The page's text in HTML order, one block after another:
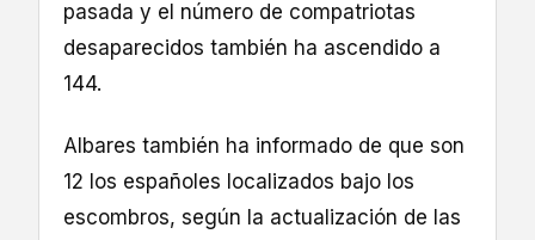
pasada y el número de compatriotas
desaparecidos también ha ascendido a
144.
Albares también ha informado de que son
12 los españoles localizados bajo los
escombros, según la actualización de las